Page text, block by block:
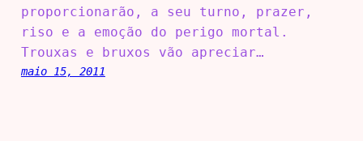
proporcionarão, a seu turno, prazer,
riso e a emoção do perigo mortal.
Trouxas e bruxos vão apreciar…
maio 15, 2011